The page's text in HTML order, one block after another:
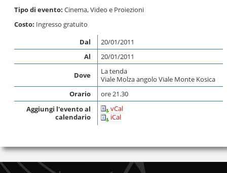
Tipo di evento: Cinema, Video e Proiezioni
Costo: Ingresso gratuito
Dal
20/01/2011
Al
20/01/2011
Dove
La tenda
Viale Molza angolo Viale Monte Kosica
Orario
ore 21.30
Aggiungi l'evento al
calendario
vCal
iCal